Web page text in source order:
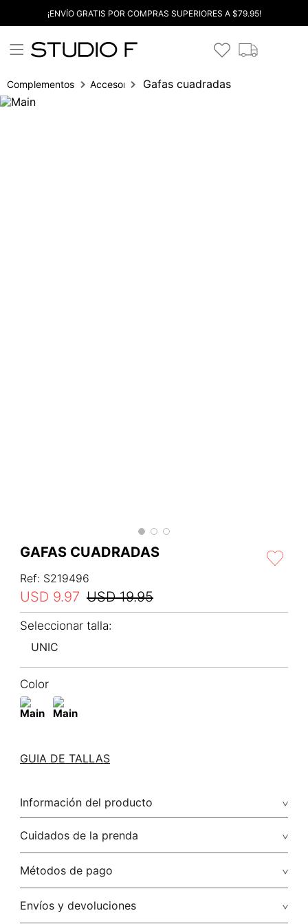
¡ENVÍO GRATIS POR COMPRAS SUPERIORES A $79.95!
Complementos Accesorios Gafas cuadradas
GAFAS CUADRADAS
Ref: S219496
USD 19.95
USD 9.97
UNIC
Color
GUIA DE TALLAS
Información del producto
Cuidados de la prenda
Métodos de pago
Tarjetas de crédito: Visa, Dinners, Master Card y American
Envíos y devoluciones